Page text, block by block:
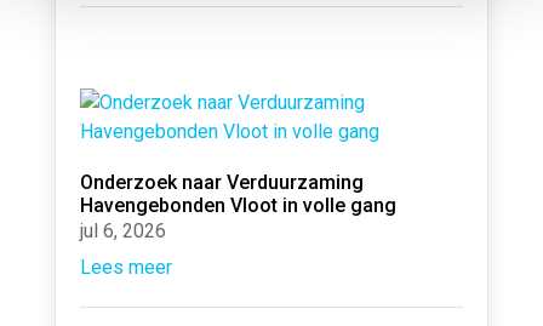
Onderzoek naar Verduurzaming
Havengebonden Vloot in volle gang
jul 6, 2026
Lees meer